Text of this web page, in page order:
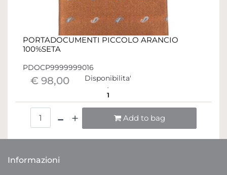
PORTADOCUMENTI PICCOLO ARANCIO
100%SETA
PDOCP9999999016
€ 98,00 Disponibilita'
1
Add to bag
Informazioni